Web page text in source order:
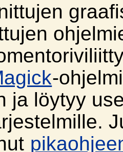
-
ja löytyy